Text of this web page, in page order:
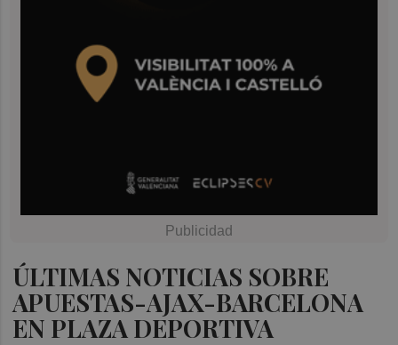
ÚLTIMAS NOTICIAS SOBRE
APUESTAS-AJAX-BARCELONA
EN PLAZA DEPORTIVA